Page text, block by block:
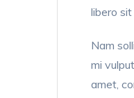
libero
Nam
mi
amet,